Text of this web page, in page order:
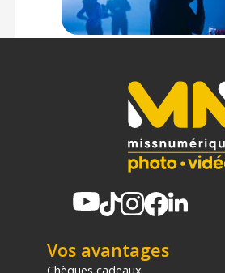
Vos avantages
Chèques cadeaux